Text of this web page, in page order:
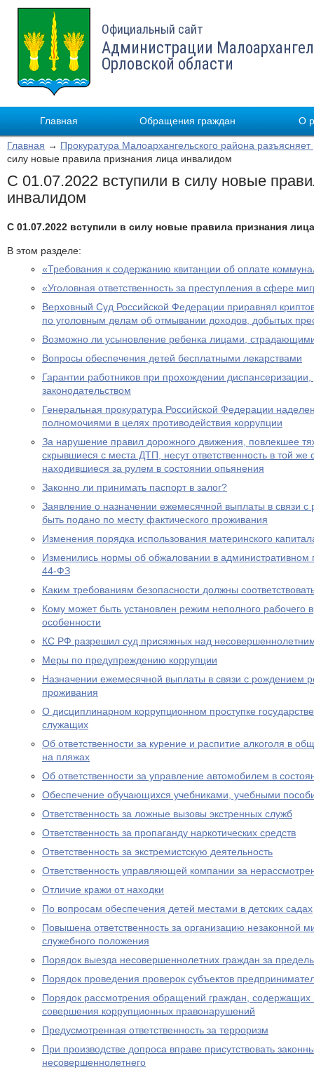
Официальный сайт
Администрации
Орловской области
Главная Обращения граждан О
Главная → Прокуратура Малоархангельского района разъясняет
силу новые правила признания лица инвалидом
С 01.07.2022 вступили в силу новые
инвалидом
С 01.07.2022 вступили в силу новые правила признания
В этом разделе:
«Требования к содержанию квитанции об оплате
«Уголовная ответственность за преступления в сфере
Верховный Суд Российской Федерации приравнял
по уголовным делам об отмывании доходов, добытых
Возможно ли усыновление ребенка лицами,
Вопросы обеспечения детей бесплатными лекарствами
Гарантии работников при прохождении
законодательством
Генеральная прокуратура Российской Федерации
полномочиями в целях противодействия коррупции
За нарушение правил дорожного движения, повлекшее
скрывшиеся с места ДТП, несут ответственность в той же
находившиеся за рулем в состоянии опьянения
Законно ли принимать паспорт в залог?
Заявление о назначении ежемесячной выплаты в связи
быть подано по месту фактического проживания
Изменения порядка использования материнского
Изменились нормы об обжаловании в
44-ФЗ
Каким требованиям безопасности должны
Кому может быть установлен режим неполного рабочего
особенности
КС РФ разрешил суд присяжных над
Меры по предупреждению коррупции
Назначении ежемесячной выплаты в связи с рождением
проживания
О дисциплинарном коррупционном проступке
служащих
Об ответственности за курение и распитие алкоголя в
на пляжах
Об ответственности за управление автомобилем в
Обеспечение обучающихся учебниками, учебными
Ответственность за ложные вызовы экстренных служб
Ответственность за пропаганду наркотических средств
Ответственность за экстремистскую деятельность
Ответственность управляющей компании за
Отличие кражи от находки
По вопросам обеспечения детей местами в детских садах
Повышена ответственность за организацию незаконной
служебного положения
Порядок выезда несовершеннолетних граждан за
Порядок проведения проверок субъектов
Порядок рассмотрения обращений граждан,
совершения коррупционных правонарушений
Предусмотренная ответственность за терроризм
При производстве допроса вправе присутствовать
несовершеннолетнего